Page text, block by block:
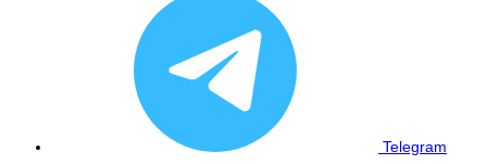
Telegram